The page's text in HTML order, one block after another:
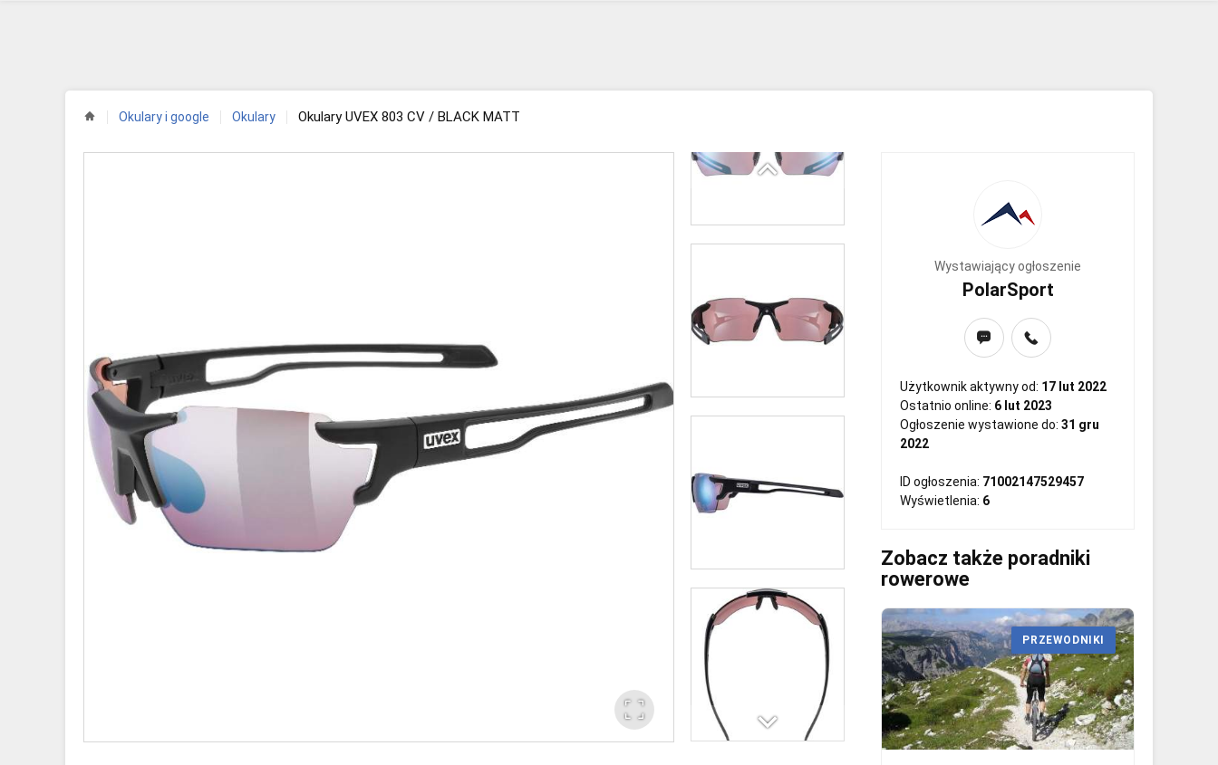
Okulary i google Okulary Okulary UVEX 803 CV / BLACK MATT
Wystawiający ogłoszenie
PolarSport
Użytkownik aktywny od: 17 lut 2022
Ostatnio online: 6 lut 2023
Ogłoszenie wystawione do: 31 gru
2022
ID ogłoszenia: 71002147529457
Wyświetlenia: 6
Zobacz także poradniki
rowerowe
PRZEWODNIKI